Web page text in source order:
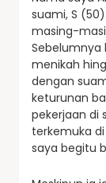
suami, S
masing-
Sebelumnya
menikah
dengan
keturunan
pekerjaan di
terkemuka
saya begitu